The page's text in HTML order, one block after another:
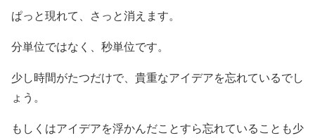
ぱっと現れて、さっと消えます。
分単位ではなく、秒単位です。
少し時間がたつだけで、貴重なアイデアを忘れているでし
ょう。
もしくはアイデアを浮かんだことすら忘れていることも少